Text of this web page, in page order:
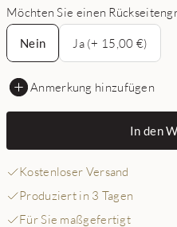
Möchten Sie einen
Nein
Nein
Ja (+ 15,00 €)
Anmerkung hinzufügen
In den
Kostenloser Versand
Produziert in 3 Tagen
Für Sie maßgefertigt